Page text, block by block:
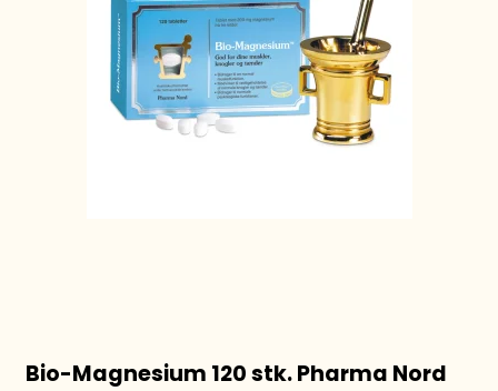
Bio-Magnesium 120 stk. Pharma Nord